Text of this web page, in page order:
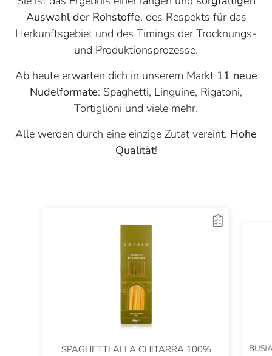
Auswahl der Rohstoffe, des Respekts für das
Herkunftsgebiet und des Timings der Trocknungs-
und Produktionsprozesse.
Ab heute erwarten dich in unserem Markt 11 neue
Nudelformate: Spaghetti, Linguine, Rigatoni,
Tortiglioni und viele mehr.
Alle werden durch eine einzige Zutat vereint. Hohe
Qualität!
SPAGHETTI ALLA CHITARRA 100%